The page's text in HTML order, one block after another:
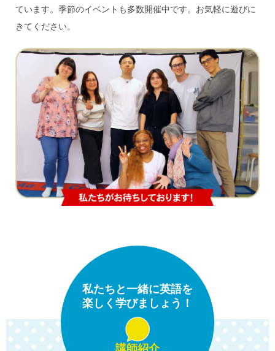
ています。季節のイベントも多数開催中です。お気軽に遊びに
きてください。
私たちと一緒に英語を
楽しく学びましょう！
講師紹介